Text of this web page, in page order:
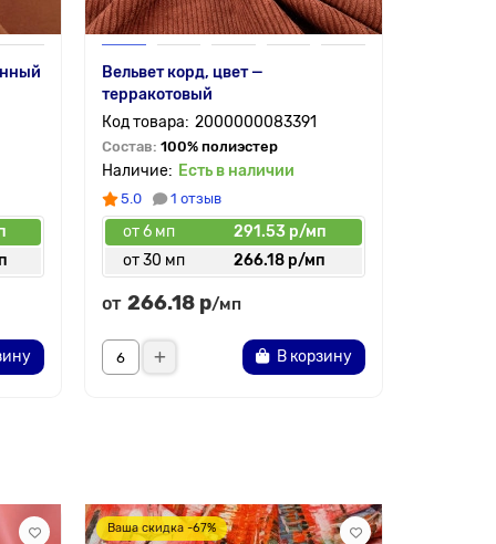
Вельвет корд, цвет —
терракотовый
2000000083391
Состав: 100% полиэстер
Есть в наличии
5.0 1 отзыв
от 6 мп
291.53 р/мп
от 30 мп
266.18 р/мп
от 266.18 р/мп
В корзину
Ваша скидка -67%